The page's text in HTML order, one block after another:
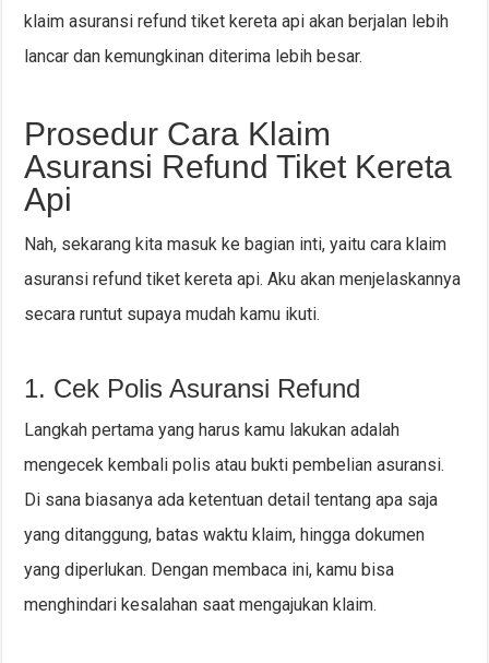
klaim asuransi refund tiket kereta api akan berjalan lebih
lancar dan kemungkinan diterima lebih besar.
Prosedur Cara Klaim
Asuransi Refund Tiket Kereta
Api
Nah, sekarang kita masuk ke bagian inti, yaitu cara klaim
asuransi refund tiket kereta api. Aku akan menjelaskannya
secara runtut supaya mudah kamu ikuti.
1. Cek Polis Asuransi Refund
Langkah pertama yang harus kamu lakukan adalah
mengecek kembali polis atau bukti pembelian asuransi.
Di sana biasanya ada ketentuan detail tentang apa saja
yang ditanggung, batas waktu klaim, hingga dokumen
yang diperlukan. Dengan membaca ini, kamu bisa
menghindari kesalahan saat mengajukan klaim.